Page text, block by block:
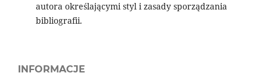
autora określającymi styl i zasady sporządzania
bibliografii.
INFORMACJE